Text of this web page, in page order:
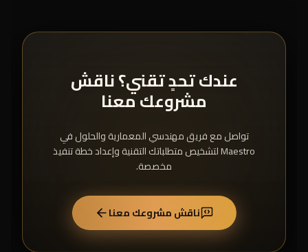
عندك تحدٍ تقني؟ ناقش
مشروعك معنا
تواصل مع فريق مهندسي المعمارية والحلول في
Maestro لتشخيص متطلباتك التقنية وإعداد خطة تنفيذ
مخصصة.
ناقش مشروعك معنا